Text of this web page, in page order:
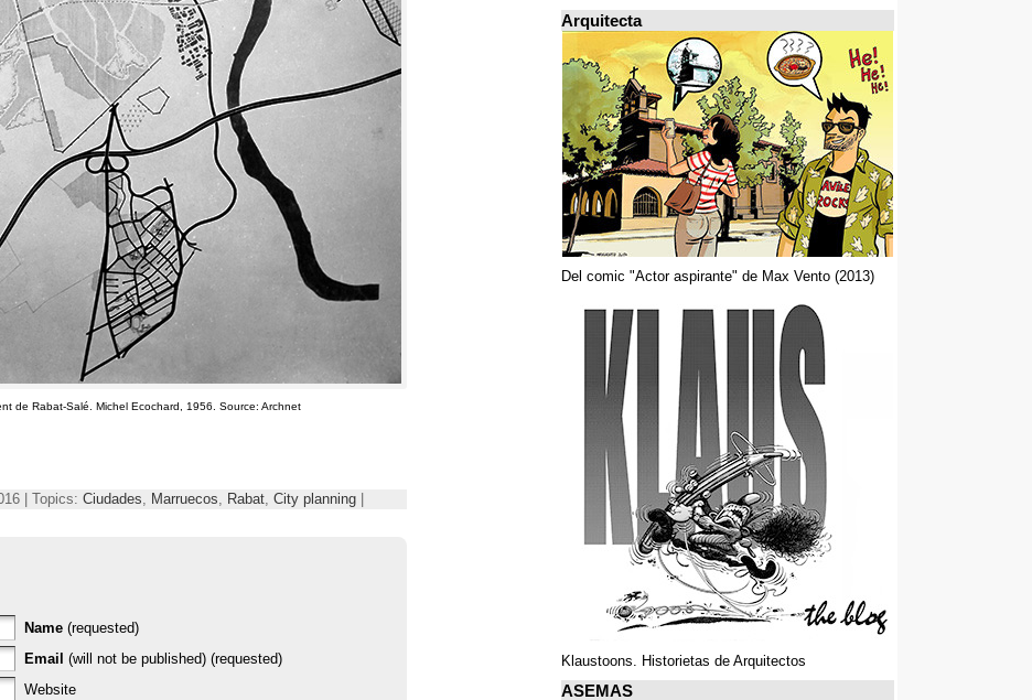
de Rabat-Salé. Michel Ecochard , 1956. Source: Archnet
| Topics: Ciudades, Marruecos, Rabat, City planning
Name (requested)
Email (will not be published) (requested)
Website
Arquitecta
Del comic "Actor aspirante" de Max Vento (2013)
Klaustoons. Historietas de Arquitectos
ASEMAS